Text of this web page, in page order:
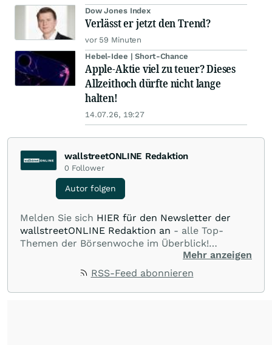
Dow Jones Index
Verlässt er jetzt den Trend?
vor 59 Minuten
Hebel-Idee | Short-Chance
Apple-Aktie viel zu teuer? Dieses
Allzeithoch dürfte nicht lange
halten!
14.07.26, 19:27
wallstreetONLINE Redaktion
0 Follower
Autor folgen
Melden Sie sich HIER für den Newsletter der
wallstreetONLINE Redaktion an - alle Top-
Themen der Börsenwoche im Überblick!
Verpassen Sie kein wichtiges Anleger-Thema!Für
Beiträge auf diesem journalistischen Channel ist
Redaktion verantwortlich. Die Fachjournalisten
Mehr anzeigen
RSS-Feed abonnieren